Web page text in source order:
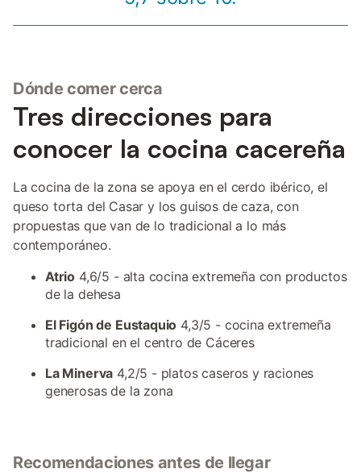
Dónde comer cerca
Tres direcciones para
conocer la cocina cacereña
La cocina de la zona se apoya en el cerdo ibérico, el
queso torta del Casar y los guisos de caza, con
propuestas que van de lo tradicional a lo más
contemporáneo.
Atrio 4,6/5 - alta cocina extremeña con productos
de la dehesa
El Figón de Eustaquio 4,3/5 - cocina extremeña
tradicional en el centro de Cáceres
La Minerva 4,2/5 - platos caseros y raciones
generosas de la zona
Recomendaciones antes de llegar